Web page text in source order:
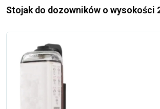
Stojak do dozowników o wysokości